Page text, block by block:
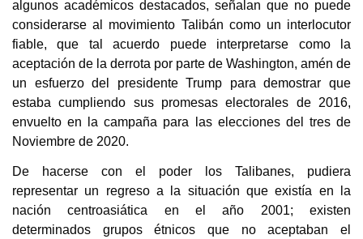
algunos académicos destacados, señalan que no puede
considerarse al movimiento Talibán como un interlocutor
fiable, que tal acuerdo puede interpretarse como la
aceptación de la derrota por parte de Washington, amén de
un esfuerzo del presidente Trump para demostrar que
estaba cumpliendo sus promesas electorales de 2016,
envuelto en la campaña para las elecciones del tres de
Noviembre de 2020.
De hacerse con el poder los Talibanes, pudiera
representar un regreso a la situación que existía en la
nación centroasiática en el año 2001; existen
determinados grupos étnicos que no aceptaban el